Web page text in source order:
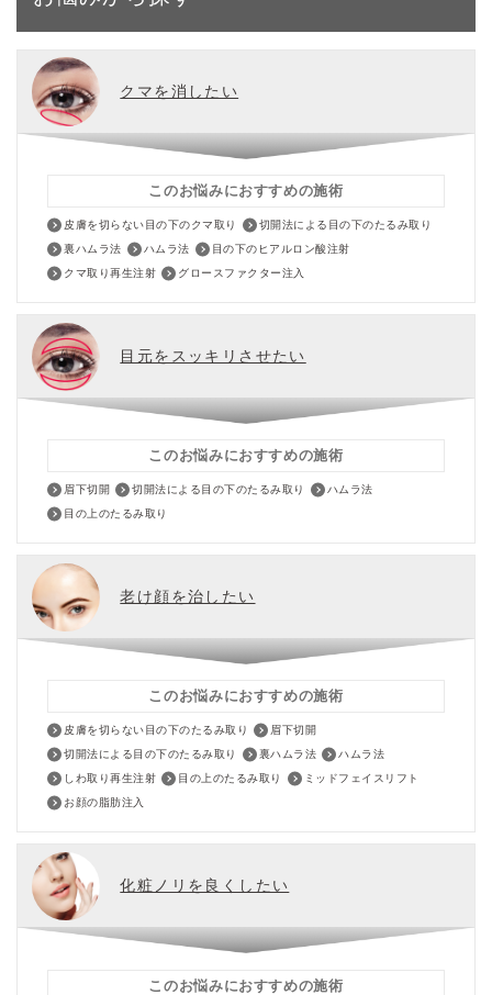
クマを消したい
このお悩みにおすすめの施術
皮膚を切らない目の下のクマ取り
切開法による目の下のたるみ取り
裏ハムラ法
ハムラ法
目の下のヒアルロン酸注射
クマ取り再生注射
グロースファクター注入
目元をスッキリさせたい
このお悩みにおすすめの施術
眉下切開 切開法による目の下のたるみ取り
ハムラ法
目の上のたるみ取り
老け顔を治したい
このお悩みにおすすめの施術
皮膚を切らない目の下のたるみ取り
眉下切開
切開法による目の下のたるみ取り
裏ハムラ法
ハムラ法
しわ取り再生注射
目の上のたるみ取り
ミッドフェイスリフト
お顔の脂肪注入
化粧ノリを良くしたい
このお悩みにおすすめの施術